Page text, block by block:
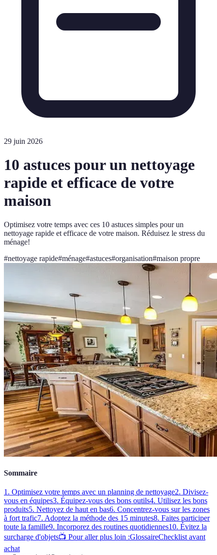
29 juin 2026
10 astuces pour un nettoyage
rapide et efficace de votre
maison
Optimisez votre temps avec ces 10 astuces simples pour un
nettoyage rapide et efficace de votre maison. Réduisez le stress du
ménage!
#nettoyage rapide#ménage#astuces#organisation#maison propre
Sommaire
1. Optimisez votre temps avec un planning de nettoyage2. Divisez-
vous en équipes3. Équipez-vous des bons outils4. Utilisez les bons
produits5. Nettoyez de haut en bas6. Concentrez-vous sur les zones
à fort trafic7. Adoptez la méthode des 15 minutes8. Faites participer
toute la famille9. Incorporez des routines quotidiennes10. Évitez la
surcharge d'objets📺 Pour aller plus loin :GlossaireChecklist avant
achat